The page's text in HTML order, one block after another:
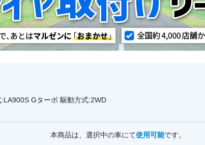
Gターボ 駆動方式:2WD
本商品は、選択中の車にて使用可能です。